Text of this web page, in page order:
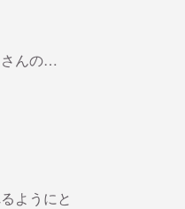
さんの…
ようにと